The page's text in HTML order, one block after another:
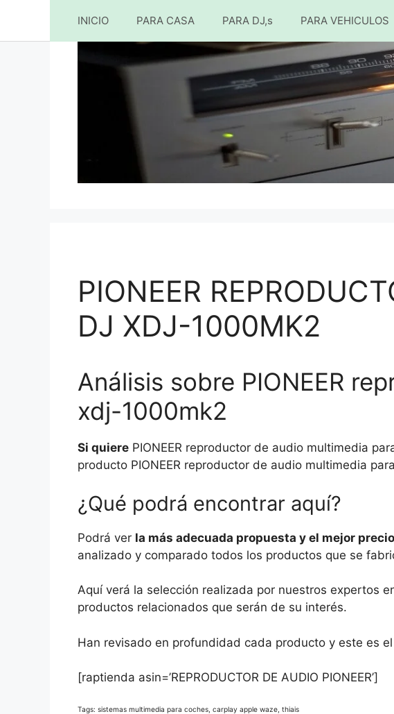
al
INICIO PARA CASA PARA DJ,s PARA VEHICULOS
PIONEER
DJ XDJ-1000MK2
Análisis sobre PIONEER
xdj-1000mk2
Si quiere PIONEER reproductor de audio multimedia
producto PIONEER reproductor de audio multimedia
¿Qué podrá encontrar aquí?
Podrá ver la más adecuada propuesta y el mejor
analizado y comparado todos los productos que se
Aquí verá la selección realizada por nuestros expertos
productos relacionados que serán de su interés.
Han revisado en profundidad cada producto y este es
[raptienda asin=’REPRODUCTOR DE AUDIO PIONEER’]
Tags: sistemas multimedia para coches, carplay apple waze, thiais